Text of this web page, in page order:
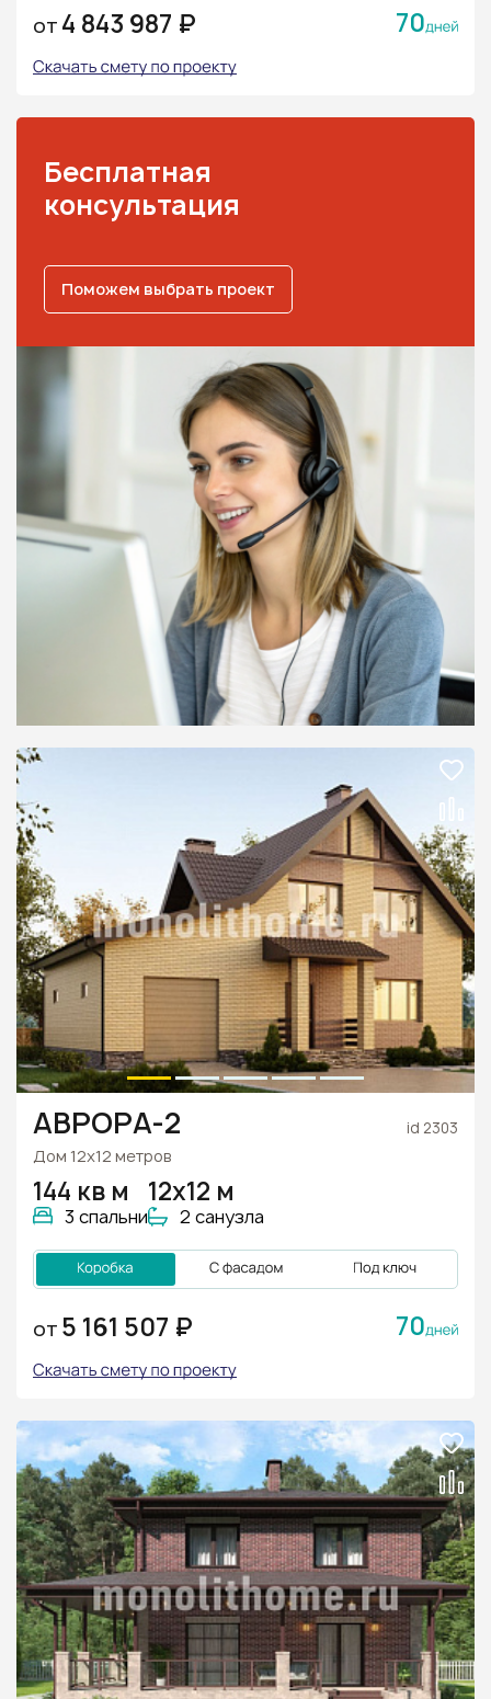
ОТ 4 843 987 ₽ 70
Бесплатная
консультация
Поможем выбрать проект
АВРОРА-2 id 2303
Дом 12х12 метров
144 кв м
3 спальни
12х12 м
2 санузла
ОТ 5 161 507 ₽ 70